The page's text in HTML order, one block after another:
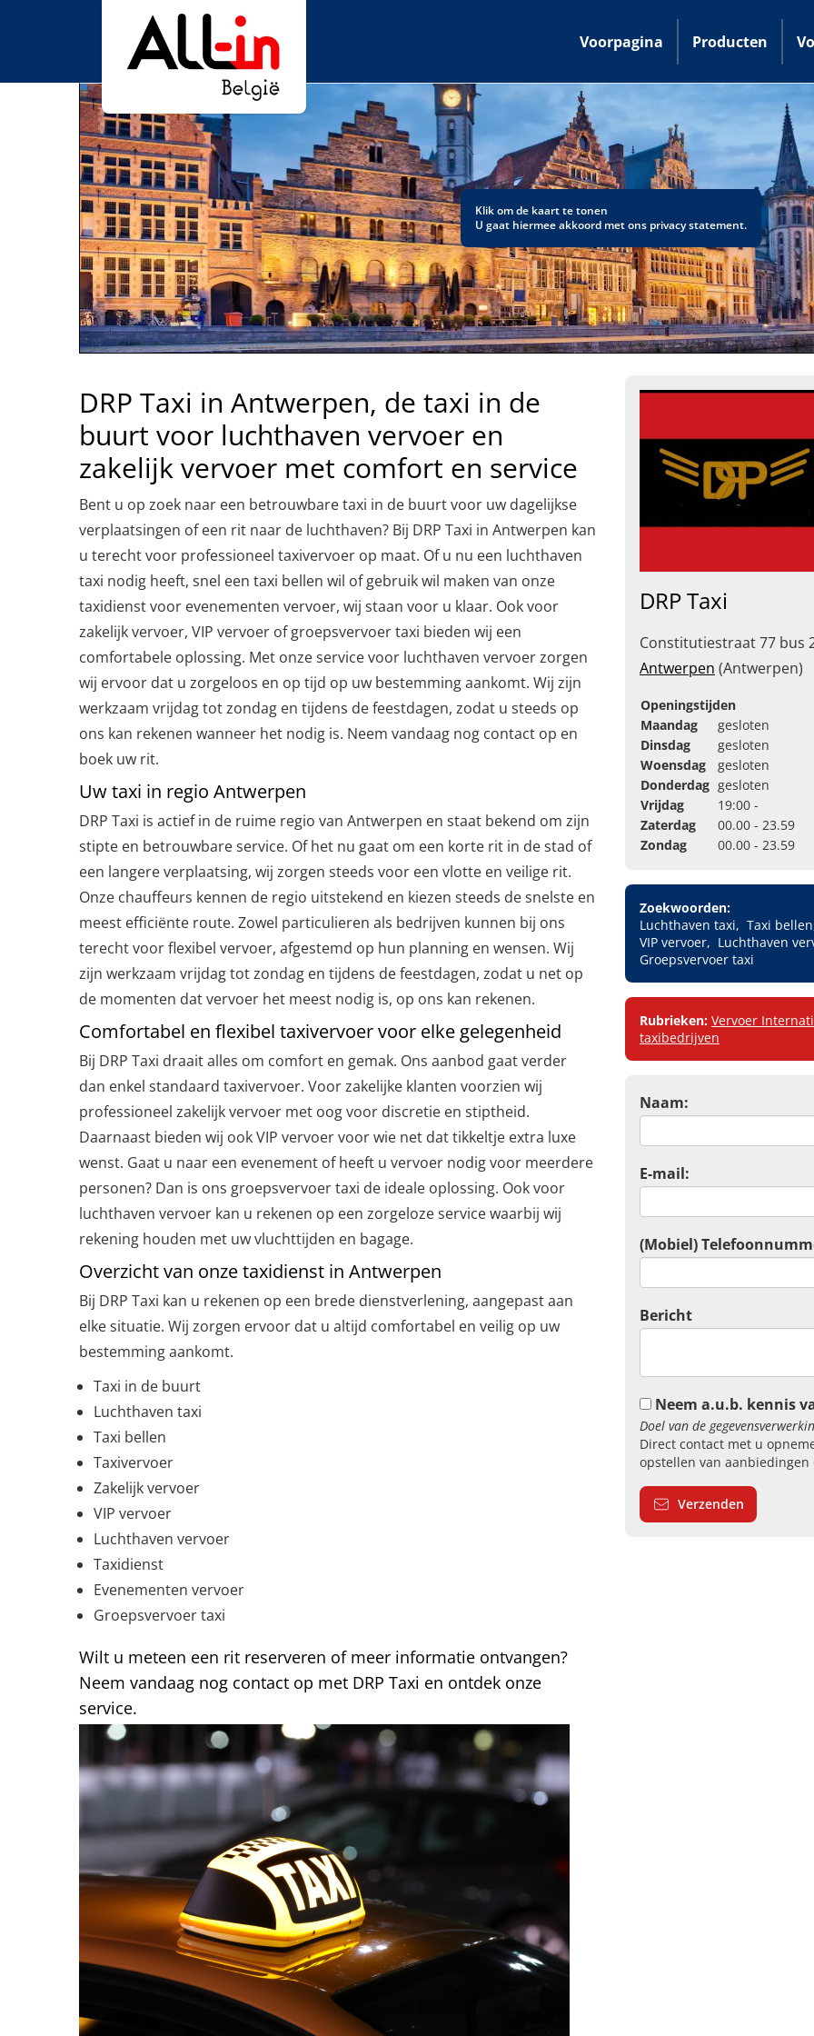
Voorpagina Producten
Klik om de kaart te tonen
U gaat hiermee akkoord met ons privacy statement.
DRP Taxi in Antwerpen, de taxi in de
buurt voor luchthaven vervoer en
zakelijk vervoer met comfort en service
Bent u op zoek naar een betrouwbare taxi in de buurt voor uw dagelijkse
verplaatsingen of een rit naar de luchthaven? Bij DRP Taxi in Antwerpen kan
u terecht voor professioneel taxivervoer op maat. Of u nu een luchthaven
taxi nodig heeft, snel een taxi bellen wil of gebruik wil maken van onze
taxidienst voor evenementen vervoer, wij staan voor u klaar. Ook voor
zakelijk vervoer, VIP vervoer of groepsvervoer taxi bieden wij een
comfortabele oplossing. Met onze service voor luchthaven vervoer zorgen
wij ervoor dat u zorgeloos en op tijd op uw bestemming aankomt. Wij zijn
werkzaam vrijdag tot zondag en tijdens de feestdagen, zodat u steeds op
ons kan rekenen wanneer het nodig is. Neem vandaag nog contact op en
boek uw rit.
Uw taxi in regio Antwerpen
DRP Taxi is actief in de ruime regio van Antwerpen en staat bekend om zijn
stipte en betrouwbare service. Of het nu gaat om een korte rit in de stad of
een langere verplaatsing, wij zorgen steeds voor een vlotte en veilige rit.
Onze chauffeurs kennen de regio uitstekend en kiezen steeds de snelste en
meest efficiënte route. Zowel particulieren als bedrijven kunnen bij ons
terecht voor flexibel vervoer, afgestemd op hun planning en wensen. Wij
zijn werkzaam vrijdag tot zondag en tijdens de feestdagen, zodat u net op
de momenten dat vervoer het meest nodig is, op ons kan rekenen.
Comfortabel en flexibel taxivervoer voor elke gelegenheid
Bij DRP Taxi draait alles om comfort en gemak. Ons aanbod gaat verder
dan enkel standaard taxivervoer. Voor zakelijke klanten voorzien wij
professioneel zakelijk vervoer met oog voor discretie en stiptheid.
Daarnaast bieden wij ook VIP vervoer voor wie net dat tikkeltje extra luxe
wenst. Gaat u naar een evenement of heeft u vervoer nodig voor meerdere
personen? Dan is ons groepsvervoer taxi de ideale oplossing. Ook voor
luchthaven vervoer kan u rekenen op een zorgeloze service waarbij wij
rekening houden met uw vluchttijden en bagage.
Overzicht van onze taxidienst in Antwerpen
Bij DRP Taxi kan u rekenen op een brede dienstverlening, aangepast aan
elke situatie. Wij zorgen ervoor dat u altijd comfortabel en veilig op uw
bestemming aankomt.
Taxi in de buurt
Luchthaven taxi
Taxi bellen
Taxivervoer
Zakelijk vervoer
VIP vervoer
Luchthaven vervoer
Taxidienst
Evenementen vervoer
Groepsvervoer taxi
Wilt u meteen een rit reserveren of meer informatie ontvangen?
Neem vandaag nog contact op met DRP Taxi en ontdek onze
service.
DRP Taxi
Constitutiestraat 77 bus
Antwerpen (Antwerpen)
Openingstijden
Maandag
gesloten
Dinsdag
gesloten
Woensdag
gesloten
Donderdag gesloten
Vrijdag
19:00 -
Zaterdag
00.00 - 23.59
Zondag
00.00 - 23.59
Zoekwoorden:
Luchthaven taxi
Taxi bellen
VIP vervoer
Luchthaven
Groepsvervoer taxi
Rubrieken: Vervoer
taxibedrijven
Naam:
E-mail:
(Mobiel)
Bericht
Neem a.u.b. kennis
Doel van de
Direct contact met u
opstellen van
Verzenden